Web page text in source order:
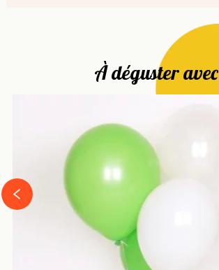
À déguster avec
prev